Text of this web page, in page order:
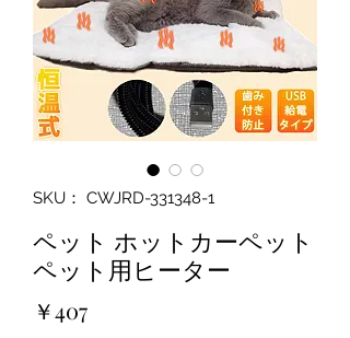
SKU： CWJRD-331348-1
ペット ホットカーペット
ペット用ヒーター
￥407価